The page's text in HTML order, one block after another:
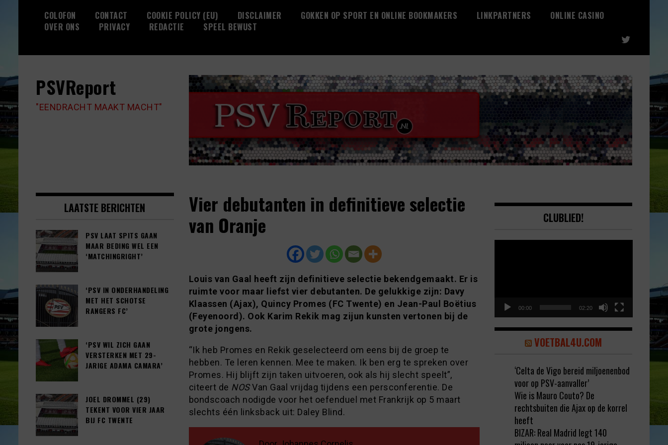
COLOFON CONTACT COOKIE POLICY (EU) DISCLAIMER GOKKEN OP SPORT EN ONLINE BOOKMAKERS LINKPARTNERS
ONLINE CASINO
OVER ONS
PRIVACY REDACTIE SPEEL BEWUST
PSVReport
"EENDRACHT MAAKT MACHT"
Vier debutanten in definitieve selectie
van Oranje
Louis van Gaal heeft zijn definitieve selectie bekendgemaakt. Er is
ruimte voor maar liefst vier debutanten. De gelukkige zijn: Davy
Klaassen (Ajax), Quincy Promes (FC Twente) en Jean-Paul Boëtius
(Feyenoord). Ook Karim Rekik mag zijun kunsten vertonen bij de
grote jongens.
“Ik heb Promes en Rekik geselecteerd om eens bij de groep te
hebben. Te leren kennen. Mee te maken. Ik ben erg te spreken over
Promes. Hij blijft zijn taken uitvoeren, ook als hij slecht speelt”,
citeert de NOSVan Gaal vrijdag tijdens een persconferentie. De
bondscoach nodigde voor het oefenduel met Frankrijk op 5 maart
slechts één linksback uit: Daley Blind.
LAATSTE BERICHTEN
PSV LAAT SPITS GAAN
MAAR BEDING WEL EEN
‘MATCHINGRIGHT’
‘PSV IN ONDERHANDELING
MET HET SCHOTSE
RANGERS FC’
‘PSV WIL ZICH GAAN
VERSTERKEN MET 29-
JARIGE ADAMA CAMARA’
JOEL DROMMEL (29)
TEKENT VOOR VIER JAAR
BIJ FC TWENTE
CLUBLIED!
00:00 02:20
VOETBAL4U.COM
‘Celta de Vigo bereid miljoenenbod
voor op PSV-aanvaller’
Wie is Mauro Couto? De
rechtsbuiten die Ajax op de korrel
heeft
BIZAR: Real Madrid legt 140